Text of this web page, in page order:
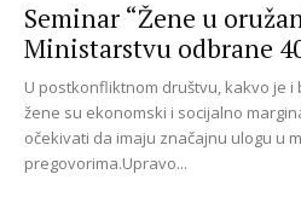
Seminar “Žene u
Ministarstvu odbrane
U postkonfliktnom društvu, kakvo je
žene su ekonomski i socijalno
očekivati da imaju značajnu ulogu u
pregovorima.Upravo...